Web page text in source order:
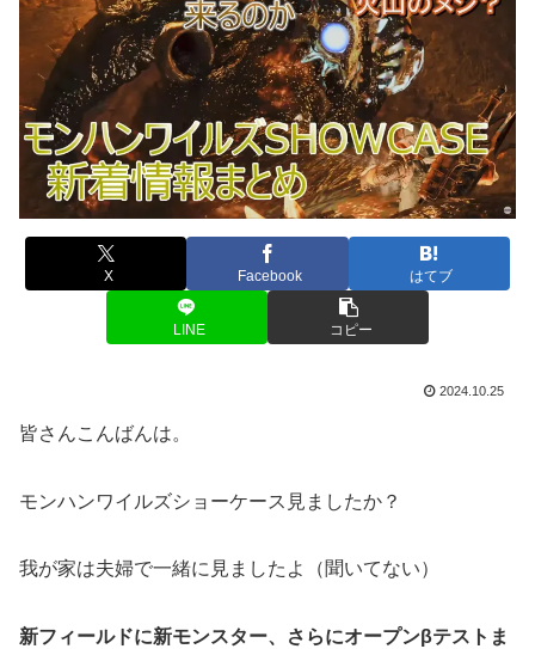
X Facebook はてブ
LINE コピー
2024.10.25
皆さんこんばんは。
モンハンワイルズショーケース見ましたか？
我が家は夫婦で一緒に見ましたよ（聞いてない）
新フィールドに新モンスター、さらにオープンβテストま